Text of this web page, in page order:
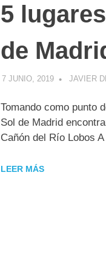
5
de
7 JUNIO, 2019 JAVIER
Tomando como punto
Sol de Madrid
Cañón del Río Lobos
LEER MÁS